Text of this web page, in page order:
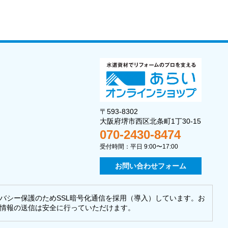
〒593-8302
大阪府堺市西区北条町1丁30-15
070-2430-8474
受付時間：平日 9:00〜17:00
お問い合わせフォーム
シー保護のためSSL暗号化通信を採用（導入）しています。お
報の送信は安全に行っていただけます。